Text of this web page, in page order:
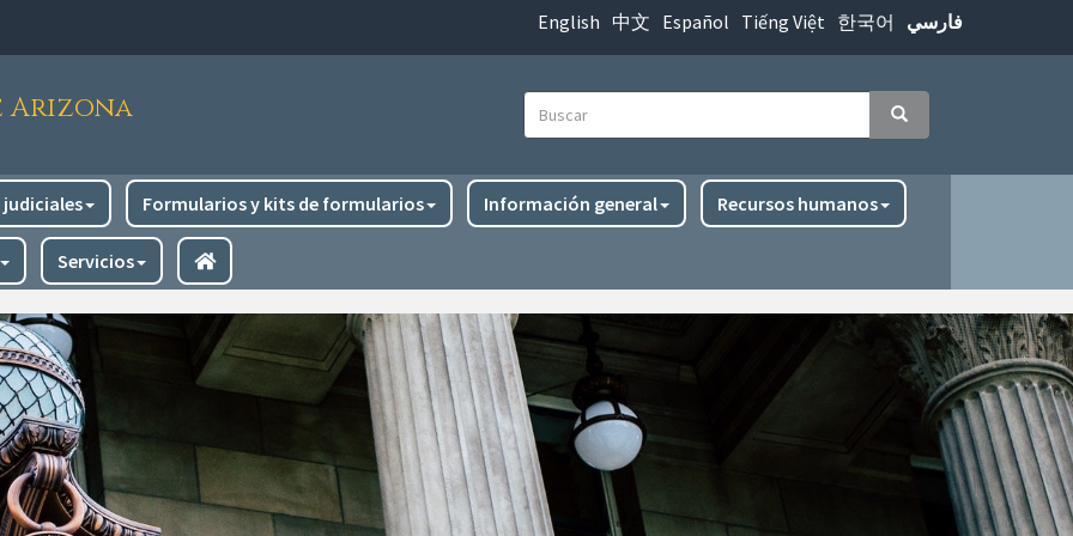
English 中文 Español Tiếng Việt 한국어 فارسي
Arizona Buscar Buscar
Formularios y kits de formularios Información general Recursos humanos
Servicios